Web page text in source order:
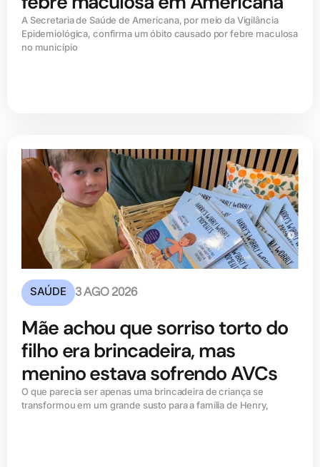
A Secretaria de Saúde de Americana, por meio da Vigilância
Epidemiológica, confirma um óbito causado por febre maculosa
no município
SAÚDE 3 AGO 2026
Mãe achou que sorriso torto do
filho era brincadeira, mas
menino estava sofrendo AVCs
O que parecia ser apenas uma brincadeira de criança se
transformou em um grande susto para a família de Henry,